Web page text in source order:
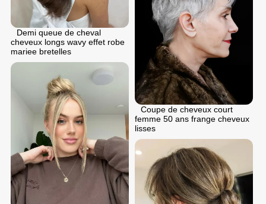
Demi queue de cheval
cheveux longs wavy effet robe
mariee bretelles
Coupe de cheveux court
femme 50 ans frange cheveux
lisses